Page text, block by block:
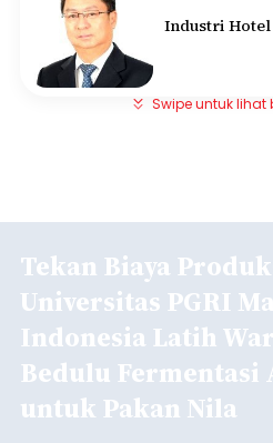
Industri
Swipe untuk lihat
Tekan Biaya
Universitas PGRI
Indonesia Latih
Bedulu Fermentasi
untuk Pakan Nila